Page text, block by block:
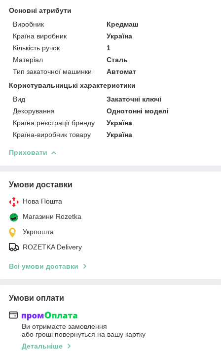
Основні атрибути
Виробник
Кредмаш
Країна виробник
Україна
Кількість ручок
1
Матеріал
Сталь
Тип закаточної машинки
Автомат
Користувальницькі характеристики
Вид
Закаточні ключі
Декорування
Однотонні моделі
Країна реєстрації бренду
Україна
Країна-виробник товару
Україна
Приховати
Умови доставки
Нова Пошта
Магазини Rozetka
Укрпошта
ROZETKA Delivery
Всі умови доставки
Умови оплати
Ви отримаєте замовлення
або гроші повернуться на вашу картку
Детальніше